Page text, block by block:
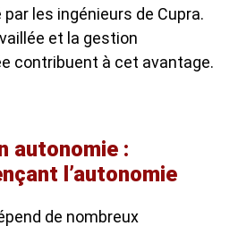
les ingénieurs de Cupra.
et la gestion
contribuent à cet avantage.
autonomie :
l’autonomie
de nombreux